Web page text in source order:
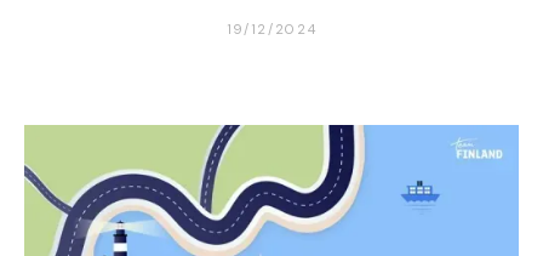
19/12/2024